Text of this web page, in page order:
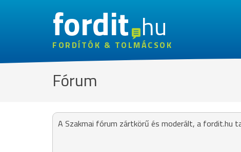
fordithu
FORDÍTÓK & TOLMÁCSOK
Fórum
A Szakmai fórum zártkörű és moderált, a fordit.hu